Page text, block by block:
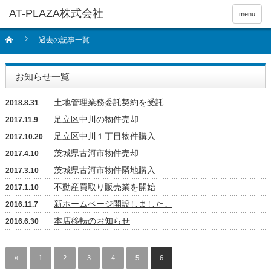
menu
過去の記事一覧
お知らせ一覧
2018.8.31 土地管理業務委託契約を受託
2017.11.9 足立区中川の物件売却
2017.10.20 足立区中川１丁目物件購入
2017.4.10 茨城県古河市物件売却
2017.3.10 茨城県古河市物件隣地購入
2017.1.10 不動産買取り販売業を開始
2016.11.7 新ホームページ開設しました。
2016.6.30 本店移転のお知らせ
« 1 2 3 4 5 6